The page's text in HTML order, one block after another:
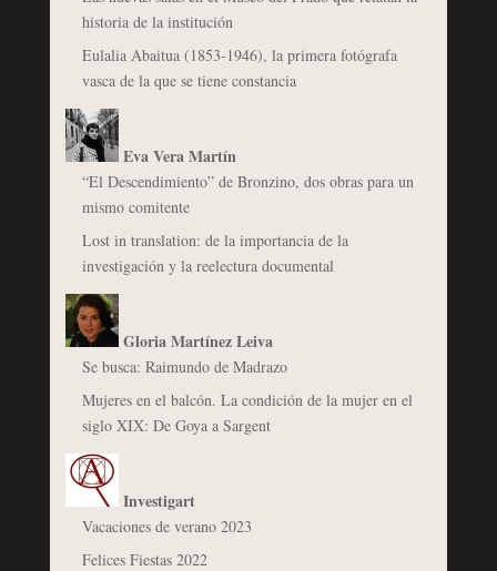
historia de la institución
Eulalia Abaitua (1853-1946), la primera fotógrafa
vasca de la que se tiene constancia
Eva Vera Martín
“El Descendimiento” de Bronzino, dos obras para un
mismo comitente
Lost in translation: de la importancia de la
investigación y la reelectura documental
Gloria Martínez Leiva
Se busca: Raimundo de Madrazo
Mujeres en el balcón. La condición de la mujer en el
siglo XIX: De Goya a Sargent
Investigart
Vacaciones de verano 2023
Felices Fiestas 2022